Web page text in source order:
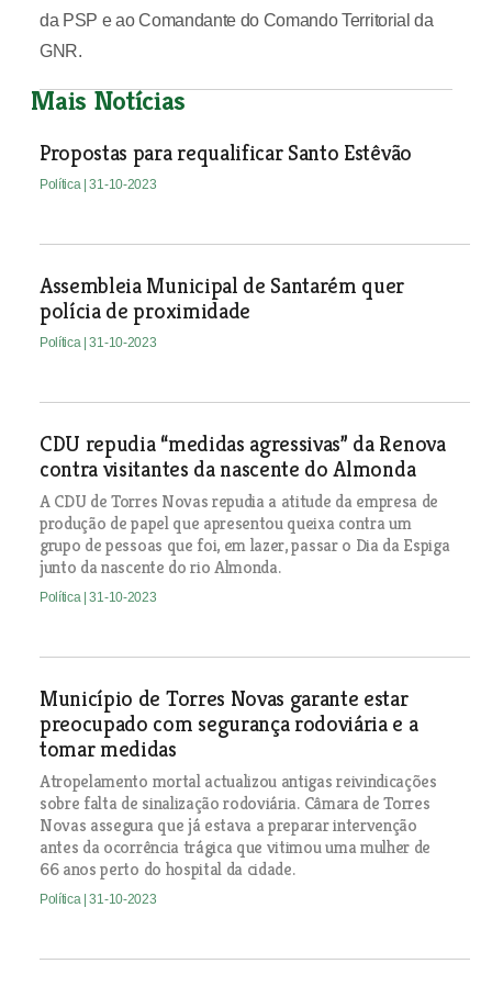
da PSP e ao Comandante do Comando Territorial da
GNR.
Mais Notícias
Propostas para requalificar Santo Estêvão
Política | 31-10-2023
Assembleia Municipal de Santarém quer
polícia de proximidade
Política | 31-10-2023
CDU repudia “medidas agressivas” da Renova
contra visitantes da nascente do Almonda
A CDU de Torres Novas repudia a atitude da empresa de
produção de papel que apresentou queixa contra um
grupo de pessoas que foi, em lazer, passar o Dia da Espiga
junto da nascente do rio Almonda.
Política | 31-10-2023
Município de Torres Novas garante estar
preocupado com segurança rodoviária e a
tomar medidas
Atropelamento mortal actualizou antigas reivindicações
sobre falta de sinalização rodoviária. Câmara de Torres
Novas assegura que já estava a preparar intervenção
antes da ocorrência trágica que vitimou uma mulher de
66 anos perto do hospital da cidade.
Política | 31-10-2023